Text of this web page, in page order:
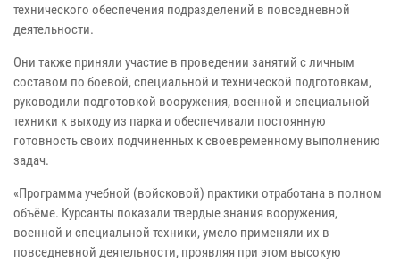
технического обеспечения подразделений в повседневной
деятельности.
Они также приняли участие в проведении занятий с личным
составом по боевой, специальной и технической подготовкам,
руководили подготовкой вооружения, военной и специальной
техники к выходу из парка и обеспечивали постоянную
готовность своих подчиненных к своевременному выполнению
задач.
«Программа учебной (войсковой) практики отработана в полном
объёме. Курсанты показали твердые знания вооружения,
военной и специальной техники, умело применяли их в
повседневной деятельности, проявляя при этом высокую